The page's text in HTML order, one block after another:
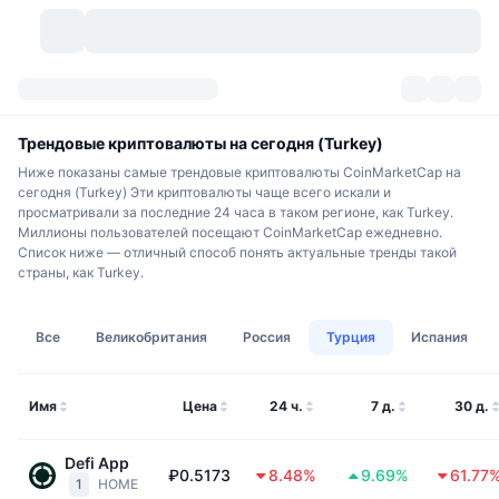
Рейтинг
Категории
Разблокировки токенов
Физические активы:
Рынки
Обзор рынка
Количество криптовалют
Казначейства Bitcoin (Биткоин)
Казначейства BNB
DexScan
Сигналы New
Новый
Лидеры роста
Биржи
Spot
Децентрализованные биржи
Лента
Прямые эфиры
API
API
Крипто-API
Продукты
Продукты
Трендовые криптовалюты на сегодня (Turkey)
Ниже показаны самые трендовые криптовалюты CoinMarketCap на
сегодня (Turkey) Эти криптовалюты чаще всего искали и
просматривали за последние 24 часа в таком регионе, как Turkey.
Миллионы пользователей посещают CoinMarketCap ежедневно.
Список ниже — отличный способ понять актуальные тренды такой
страны, как Turkey.
Все Великобритания Россия Турция Испания
Имя Цена 24 ч. 7 д. 30 д.
Defi App
1 HOME ₽0.5173 8.48% 9.69%